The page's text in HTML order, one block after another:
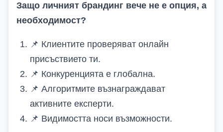
Защо личният брандинг вече не е опция, а
необходимост?
📌 Клиентите проверяват онлайн
присъствието ти.
📌 Конкуренцията е глобална.
📌 Алгоритмите възнаграждават
активните експерти.
📌 Видимостта носи възможности.